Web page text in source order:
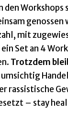
den
mit
Set an 4
Trotzdem
rassistische
– stay